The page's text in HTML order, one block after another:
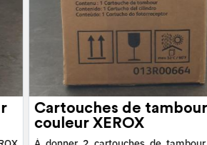
Cartouches de tambour
couleur XEROX